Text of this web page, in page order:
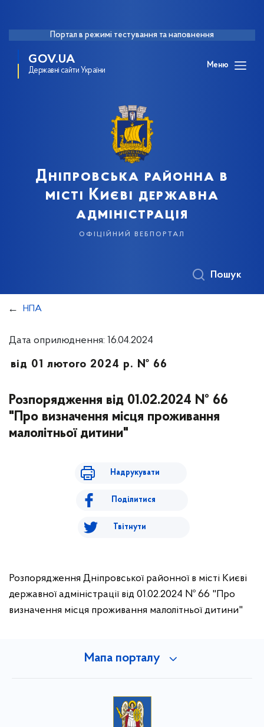
Портал в режимі тестування та наповнення
GOV.UA
Державні сайти України
Меню
Дніпровська районна в
місті Києві державна
адміністрація
офіційний вебпортал
Пошук
НПА
Дата оприлюднення: 16.04.2024
від 01 лютого 2024 р. № 66
Розпорядження від 01.02.2024 № 66
"Про визначення місця проживання
малолітньої дитини"
Надрукувати
Поділитися
Твітнути
Розпорядження Дніпровської районної в місті Києві
державної адміністрації від 01.02.2024 № 66 "Про
визначення місця проживання малолітньої дитини"
Мапа порталу